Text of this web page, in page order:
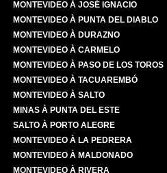
MONTEVIDEO À JOSÉ IGNACIO
MONTEVIDEO À PUNTA DEL DIABLO
MONTEVIDEO À DURAZNO
MONTEVIDEO À CARMELO
MONTEVIDEO À PASO DE LOS TOROS
MONTEVIDEO À TACUAREMBÓ
MONTEVIDEO À SALTO
MINAS À PUNTA DEL ESTE
SALTO À PORTO ALEGRE
MONTEVIDEO À LA PEDRERA
MONTEVIDEO À MALDONADO
MONTEVIDEO À RIVERA